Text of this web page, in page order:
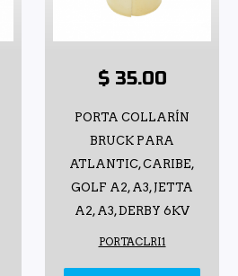
$ 35.00
PORTA COLLARÍN
BRUCK PARA
ATLANTIC, CARIBE,
GOLF A2, A3, JETTA
A2, A3, DERBY 6KV
PORTACLRI1